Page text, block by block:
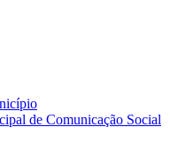
de Comunicação Social